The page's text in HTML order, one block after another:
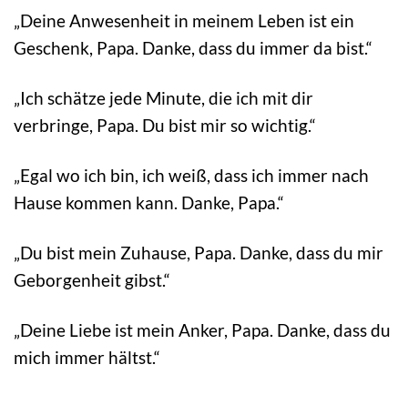
„Deine Anwesenheit in meinem Leben ist ein
Geschenk, Papa. Danke, dass du immer da bist.“
„Ich schätze jede Minute, die ich mit dir
verbringe, Papa. Du bist mir so wichtig.“
„Egal wo ich bin, ich weiß, dass ich immer nach
Hause kommen kann. Danke, Papa.“
„Du bist mein Zuhause, Papa. Danke, dass du mir
Geborgenheit gibst.“
„Deine Liebe ist mein Anker, Papa. Danke, dass du
mich immer hältst.“